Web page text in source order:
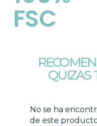
FSC
QUIZAS
No se ha
de este